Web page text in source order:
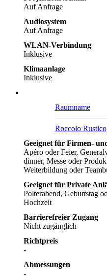
Auf Anfrage
Audiosystem
Auf Anfrage
WLAN-Verbindung
Inklusive
Klimaanlage
Inklusive
Raumname
Roccolo Rustico
Geeignet für Firmen-
Apéro oder Feier,
dinner, Messe oder
Weiterbildung oder
Geeignet für Private
Polterabend, Geburtstag
Hochzeit
Barrierefreier Zugang
Nicht zugänglich
Richtpreis
-
Abmessungen
-